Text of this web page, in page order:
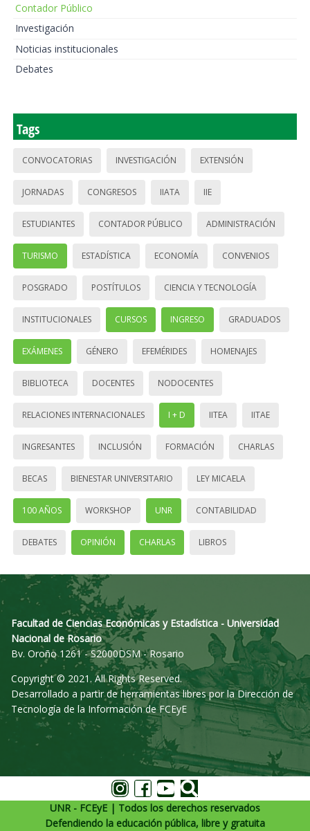
Contador Público
Investigación
Noticias institucionales
Debates
Tags
CONVOCATORIAS INVESTIGACIÓN EXTENSIÓN
JORNADAS CONGRESOS IIATA IIE
ESTUDIANTES CONTADOR PÚBLICO ADMINISTRACIÓN
TURISMO ESTADÍSTICA ECONOMÍA CONVENIOS
POSGRADO POSTÍTULOS CIENCIA Y TECNOLOGÍA
INSTITUCIONALES CURSOS INGRESO GRADUADOS
EXÁMENES GÉNERO EFEMÉRIDES HOMENAJES
BIBLIOTECA DOCENTES NODOCENTES
RELACIONES INTERNACIONALES I + D IITEA IITAE
INGRESANTES INCLUSIÓN FORMACIÓN CHARLAS
BECAS BIENESTAR UNIVERSITARIO LEY MICAELA
100 AÑOS WORKSHOP UNR CONTABILIDAD
DEBATES OPINIÓN CHARLAS LIBROS
Facultad de Ciencias Económicas y Estadística - Universidad
Nacional de Rosario
Bv. Oroño 1261 - S2000DSM - Rosario
Copyright © 2021. All Rights Reserved.
Desarrollado a partir de herramientas libres por la Dirección de
Tecnología de la Información de FCEyE
UNR - FCEyE | Todos los derechos reservados
Defendiendo la educación pública, libre y gratuita